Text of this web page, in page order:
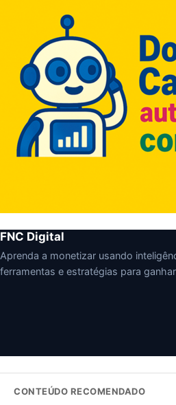
FNC Digital
Aprenda a monetizar usando
ferramentas e estratégias para
CONTEÚDO RECOMENDADO